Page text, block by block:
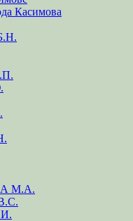
Касимова
М.А.